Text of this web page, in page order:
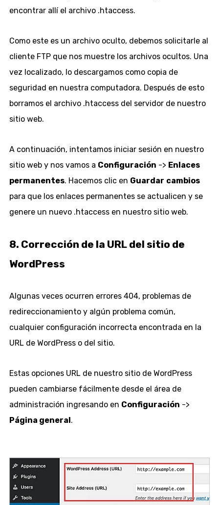
encontrar allí el archivo .htaccess.
Como este es un archivo oculto, debemos solicitarle al
cliente FTP que nos muestre los archivos ocultos. Una
vez localizado, lo descargamos como copia de
seguridad en nuestra computadora. Después de esto
borramos el archivo .htaccess del servidor de nuestro
sitio web.
A continuación, intentamos iniciar sesión en nuestro
sitio web y nos vamos a Configuración -> Enlaces
permanentes. Hacemos clic en Guardar cambios
para que los enlaces permanentes se actualicen y se
genere un nuevo .htaccess en nuestro sitio web.
8. Corrección de la URL del sitio de
WordPress
Algunas veces ocurren errores 404, problemas de
redireccionamiento y algún problema común,
cualquier configuración incorrecta encontrada en la
URL de WordPress o del sitio.
Estas opciones URL de nuestro sitio de WordPress
pueden cambiarse fácilmente desde el área de
administración ingresando en Configuración ->
Página general.